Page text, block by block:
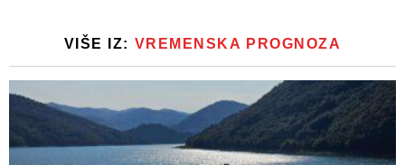
VIŠE IZ: VREMENSKA PROGNOZA